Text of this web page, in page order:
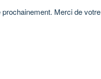
Merci de votre